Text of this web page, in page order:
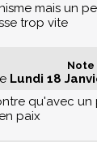
mais un
trop vite
Note
Lundi 18
qu'avec
paix